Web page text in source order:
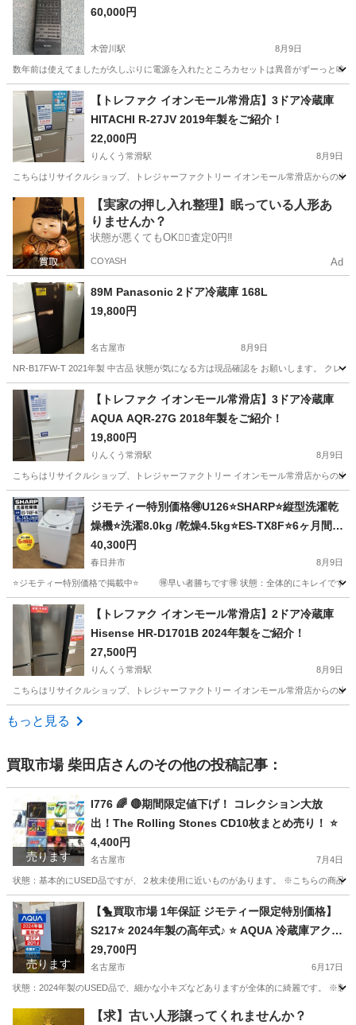
60,000円
木曽川駅 8月9日
数年前は使えてましたが久しぶりに電源を入れたところカセットは異音がずーっと鳴
愛知 一宮市 木曽川駅 オーディオ
【トレファク イオンモール常滑店】3ドア冷蔵庫
HITACHI R-27JV 2019年製をご紹介！
22,000円
りんくう常滑駅 8月9日
こちらはリサイクルショップ、トレジャーファクトリー イオンモール常滑店からの
愛知 常滑市 りんくう常滑駅 キッチン家電 トレファク
【実家の押し入れ整理】眠っている人形あ
りませんか？
状態が悪くてもOK🙆‍♀️査定0円‼️
COYASH Ad
89M Panasonic 2ドア冷蔵庫 168L
19,800円
名古屋市 8月9日
NR-B17FW-T 2021年製 中古品 状態が気になる方は現品確認を お願いします。 クレ
愛知 名古屋市 キッチン家電
【トレファク イオンモール常滑店】3ドア冷蔵庫
AQUA AQR-27G 2018年製をご紹介！
19,800円
りんくう常滑駅 8月9日
こちらはリサイクルショップ、トレジャーファクトリー イオンモール常滑店からの
愛知 常滑市 りんくう常滑駅 キッチン家電
ジモティー特別価格🉐U126⭐️SHARP⭐️縦型洗濯乾
燥機⭐️洗濯8.0kg /乾燥4.5kg⭐️ES-TX8F⭐️6ヶ月間保
証付き
40,300円
春日井市 8月9日
⭐️ジモティー特別価格で掲載中⭐️ 🉐早い者勝ちです🉐 状態：全体的にキレイ
愛知 春日井市 ナイアガラ
【トレファク イオンモール常滑店】2ドア冷蔵庫
Hisense HR-D1701B 2024年製をご紹介！
27,500円
りんくう常滑駅 8月9日
こちらはリサイクルショップ、トレジャーファクトリー イオンモール常滑店からの
愛知 常滑市
もっと見る
買取市場 柴田店さんのその他の投稿記事：
売ります
I776 🌈 🔴期間限定値下げ！ コレクション大放
出！The Rolling Stones CD10枚まとめ売り！ ⭐
4,400円
名古屋市 7月4日
状態：基本的にUSED品ですが、２枚未使用に近いものがあります。 ※こちらの商品
愛知 名古屋市 CD 商品
売ります
【🐤買取市場 1年保証 ジモティー限定特別価格】
S217⭐ 2024年製の高年式♪ ⭐ AQUA 冷蔵庫アクア
冷蔵庫 201L 木目調ブラック AQR-20E3(K) ⭐ 動
作確認済 ⭐ クリーニング済
29,700円
名古屋市 6月17日
状態：2024年製のUSED品で、細かな小キズなどありますが全体的に綺麗です。 ※製
キッチン家電 AQUA
【求】古い人形譲ってくれませんか？